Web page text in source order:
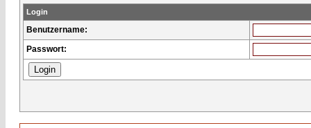
Login
Benutzername:
Passwort: